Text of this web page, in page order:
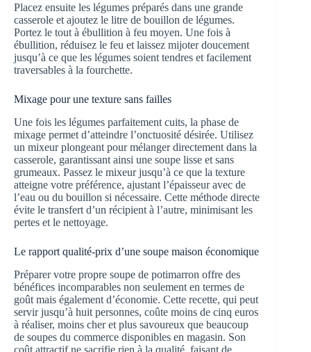
Placez ensuite les légumes préparés dans une grande
casserole et ajoutez le litre de bouillon de légumes.
Portez le tout à ébullition à feu moyen. Une fois à
ébullition, réduisez le feu et laissez mijoter doucement
jusqu’à ce que les légumes soient tendres et facilement
traversables à la fourchette.
Mixage pour une texture sans failles
Une fois les légumes parfaitement cuits, la phase de
mixage permet d’atteindre l’onctuosité désirée. Utilisez
un mixeur plongeant pour mélanger directement dans la
casserole, garantissant ainsi une soupe lisse et sans
grumeaux. Passez le mixeur jusqu’à ce que la texture
atteigne votre préférence, ajustant l’épaisseur avec de
l’eau ou du bouillon si nécessaire. Cette méthode directe
évite le transfert d’un récipient à l’autre, minimisant les
pertes et le nettoyage.
Le rapport qualité-prix d’une soupe maison économique
Préparer votre propre soupe de potimarron offre des
bénéfices incomparables non seulement en termes de
goût mais également d’économie. Cette recette, qui peut
servir jusqu’à huit personnes, coûte moins de cinq euros
à réaliser, moins cher et plus savoureux que beaucoup
de soupes du commerce disponibles en magasin. Son
coût attractif ne sacrifie rien à la qualité, faisant de